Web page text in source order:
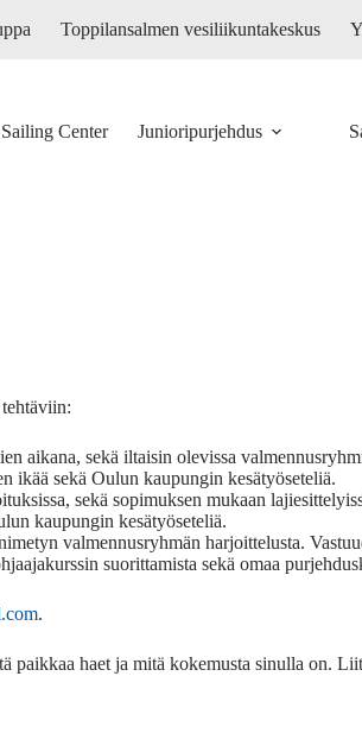
Toppilansalmen vesiliikuntakeskus
Center Junioripurjehdus
aikana, sekä iltaisin olevissa
ikää sekä Oulun kaupungin kesätyöseteliä.
sekä sopimuksen mukaan
kaupungin kesätyöseteliä.
valmennusryhmän harjoittelusta.
suorittamista sekä omaa
.
haet ja mitä kokemusta sinulla on.